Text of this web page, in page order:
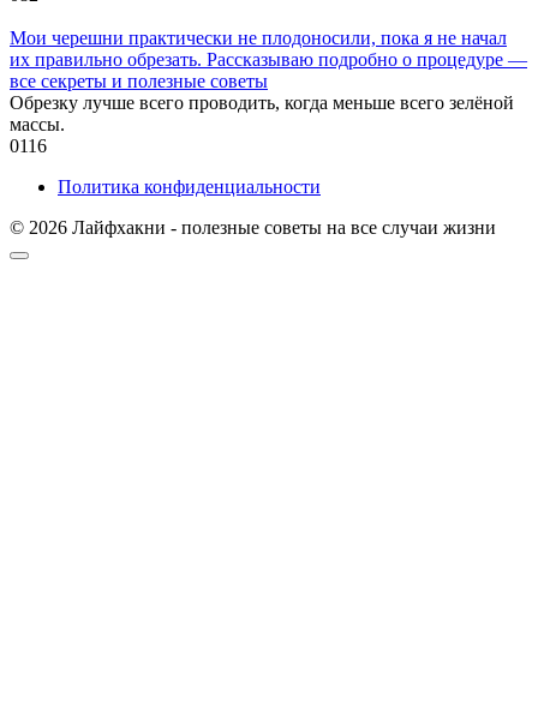
Мои черешни практически не плодоносили, пока я не начал
их правильно обрезать. Рассказываю подробно о процедуре —
все секреты и полезные советы
Обрезку лучше всего проводить, когда меньше всего зелёной
массы.
0116
Политика конфиденциальности
© 2026 Лайфхакни - полезные советы на все случаи жизни